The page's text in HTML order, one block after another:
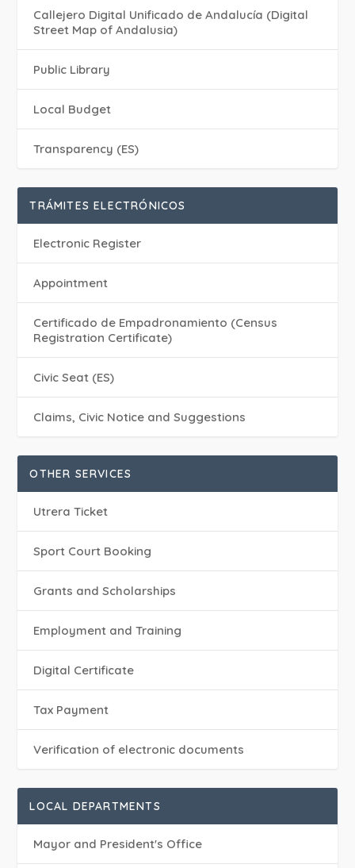
Callejero Digital Unificado de Andalucía (Digital
Street Map of Andalusia)
Public Library
Local Budget
Transparency (ES)
TRÁMITES ELECTRÓNICOS
Electronic Register
Appointment
Certificado de Empadronamiento (Census
Registration Certificate)
Civic Seat (ES)
Claims, Civic Notice and Suggestions
OTHER SERVICES
Utrera Ticket
Sport Court Booking
Grants and Scholarships
Employment and Training
Digital Certificate
Tax Payment
Verification of electronic documents
LOCAL DEPARTMENTS
Mayor and President's Office